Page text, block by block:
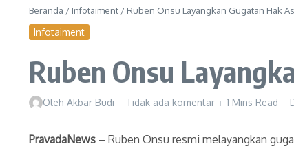
Beranda / Infotaiment / Ruben Onsu Layangkan Gugatan Hak
Infotaiment
Ruben Onsu
Oleh Akbar Budi Tidak ada komentar 1 Mins Read
PravadaNews – Ruben Onsu resmi melayangkan